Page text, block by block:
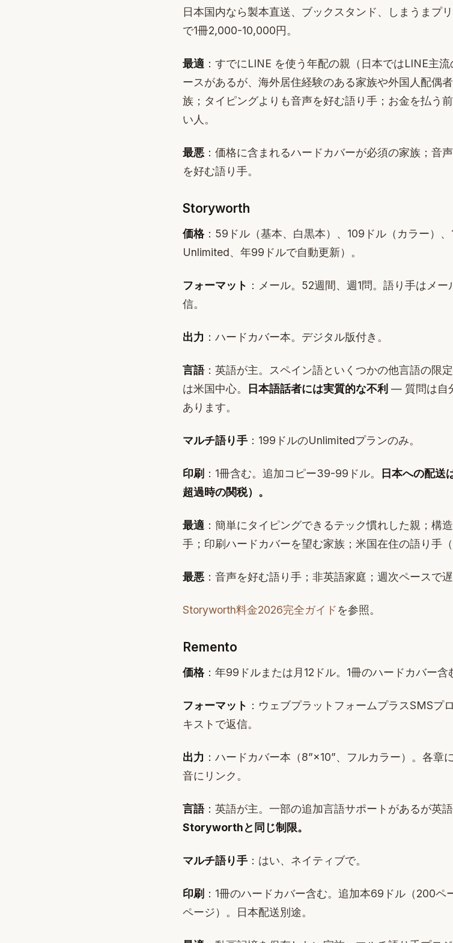
日本国内なら製本直送、ブックスタンド、しまうまプ
で1冊2,000-10,000円。
最適 ：すでにLINE を使う年配の親（日本ではLINE主
ースがあるが、海外居住経験のある家族や外国人配偶
族；タイピングよりも音声を好む語り手；お金を払う
い人。
最悪 ：価格に含まれるハードカバーが必須の家族；音
を好む語り手。
Storyworth
価格：59ドル（基本、白黒本）、109ドル（カラー）
Unlimited、年99ドルで自動更新）。
フォーマット ：メール。52週間、週1問。語り手はメ
信。
出力 ：ハードカバー本。デジタル版付き。
言語：英語が主。スペイン語といくつかの他言語の限
は米国中心。
日本語話者には実質的な不利 — 質問は自
あります。
マルチ語り手 ：199ドルのUnlimitedプランのみ。
印刷 ：1冊含む。追加コピー39-99ドル。
日本への配送
超過時の関税）。
最適 ：簡単にタイピングできるテック慣れした親；構
手；印刷ハードカバーを望む家族；米国在住の語り手（
最悪 ：音声を好む語り手；非英語家庭；週次ペースで遅
Storyworth料金2026完全ガイドを参照。
Remento
価格：年99ドルまたは月12ドル。1冊のハードカバー含
フォーマット ：ウェブプラットフォームプラスSMSプ
キストで返信。
出力 ：ハードカバー本（8”×10”、フルカラー）。各章
音にリンク。
言語：英語が主。一部の追加言語サポートがあるが英語
Storyworthと同じ制限。
マルチ語り手 ：はい、ネイティブで。
印刷 ：1冊のハードカバー含む。追加本69ドル（200
ページ）。日本配送別途。